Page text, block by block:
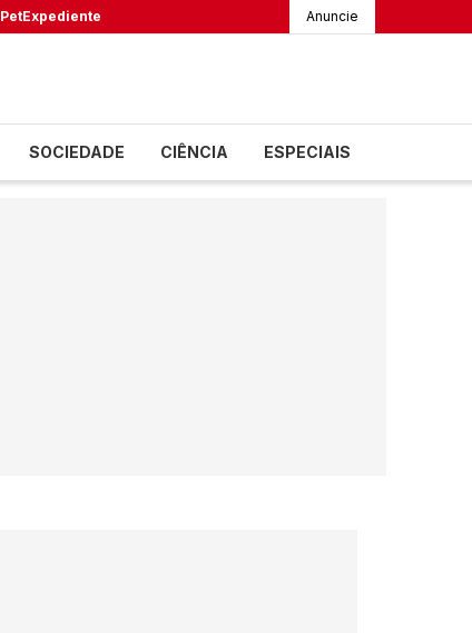
PetExpediente Anuncie
SOCIEDADE CIÊNCIA ESPECIAIS